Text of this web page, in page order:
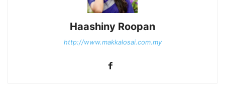
Haashiny Roopan
http://www.makkalosai.com.my